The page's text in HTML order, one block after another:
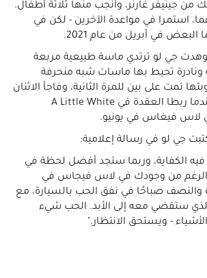
من جينيفر غارنر، وأنجب منها ثلاثة أطفال.
استمرا في مواعدة الآخرين - لكن في
في أبريل من عام 2021.
جي لو ترتدي ماسة طبيعية مربعة
تحيط بها ماسات شبه منحرفة
تمت على بين للمرة الثانية، وفاجأ الاثنان
الجمهور مرة أخرى عندما ربطا العقدة في A Little White
جي لو في رسالة إعلامية:
فيه الكفاية، وربما ستجد أفضل لحظة في
الرغم من وجودك في لاس فيجاس في
والنصف صباحًا في نفق الحب بالسيارة، مع
ستقضي معه إلى الأبد. الحب شيء
- ويستحق الانتظار."